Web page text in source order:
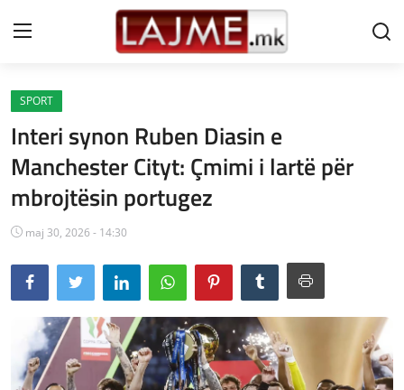
Shtëpi
LAJME MAQEDONI
SHQIPERI
KOSOVA
LAJME NGA BOTA
SHOWBIZ
SPORT
SPORT
Interi synon Ruben Diasin e
Manchester Cityt: Çmimi i lartë për
mbrojtësin portugez
maj 30, 2026 - 14:30